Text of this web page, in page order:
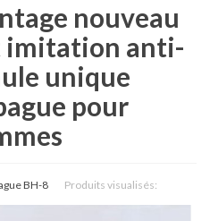
nouveau
imitation anti-
unique
pour
BH-8 Produits visualisés: